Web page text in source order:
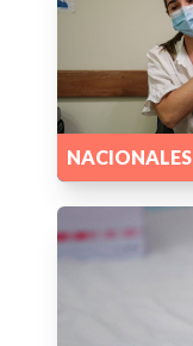
NACIONALES